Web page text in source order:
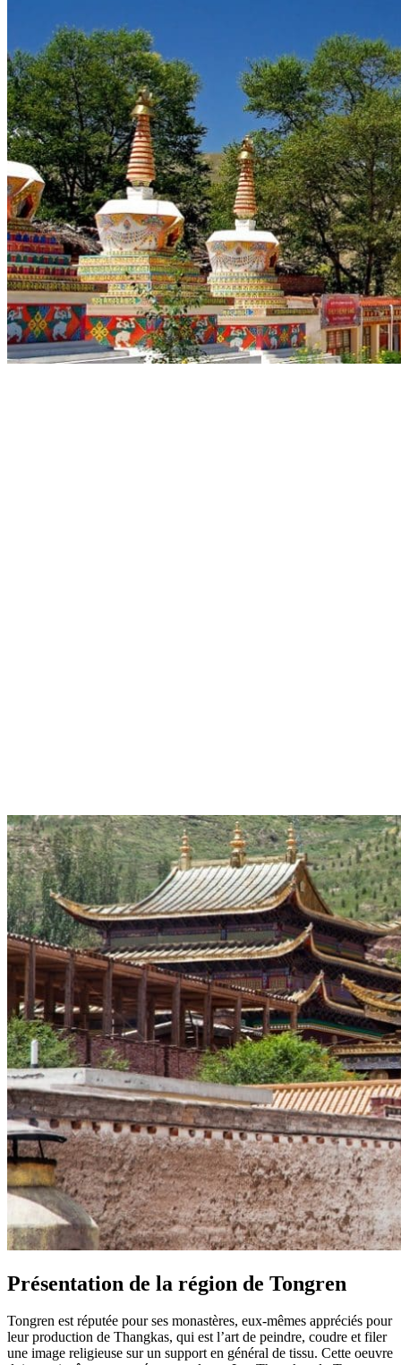
Présentation de la région de Tongren
Tongren est réputée pour ses monastères, eux-mêmes appréciés pour
leur production de Thangkas, qui est l’art de peindre, coudre et filer
une image religieuse sur un support en général de tissu. Cette oeuvre